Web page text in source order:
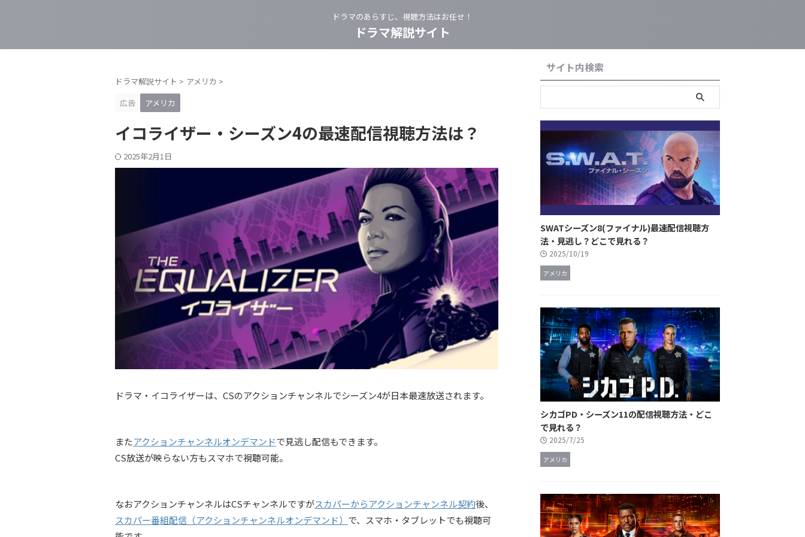
ドラマのあらすじ、視聴方法はお任せ！
ドラマ解説サイト
ドラマ解説サイト > アメリカ >
広告
アメリカ
イコライザー・シーズン4の最速配信視聴方法は？
2025年2月1日
ドラマ・イコライザーは、CSのアクションチャンネルでシーズン4が日本最速放送されます。
またアクションチャンネルオンデマンドで見逃し配信もできます。
CS放送が映らない方もスマホで視聴可能。
なおアクションチャンネルはCSチャンネルですがスカパーからアクションチャンネル契約後、
スカパー番組配信（アクションチャンネルオンデマンド） で、スマホ・タブレットでも視聴可
サイト内検索
SWATシーズン8(ファイナル)最速配信視聴方
法・見逃し？どこで見れる？
2025/10/19
アメリカ
シカゴPD・シーズン11の配信視聴方法・どこ
で見れる？
2025/7/25
アメリカ